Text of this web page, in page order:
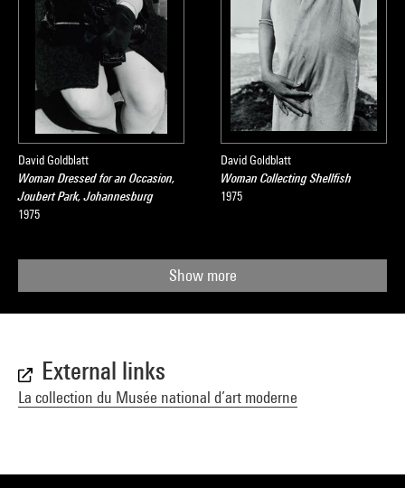
David Goldblatt
Woman Dressed for an Occasion,
Joubert Park, Johannesburg
1975
David Goldblatt
Woman Collecting Shellfish
1975
Show more
External links
La collection du Musée national d’art moderne